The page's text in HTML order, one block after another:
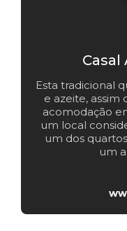
Casal
Esta tradicional
e azeite,
acomodação
um local
um dos
um